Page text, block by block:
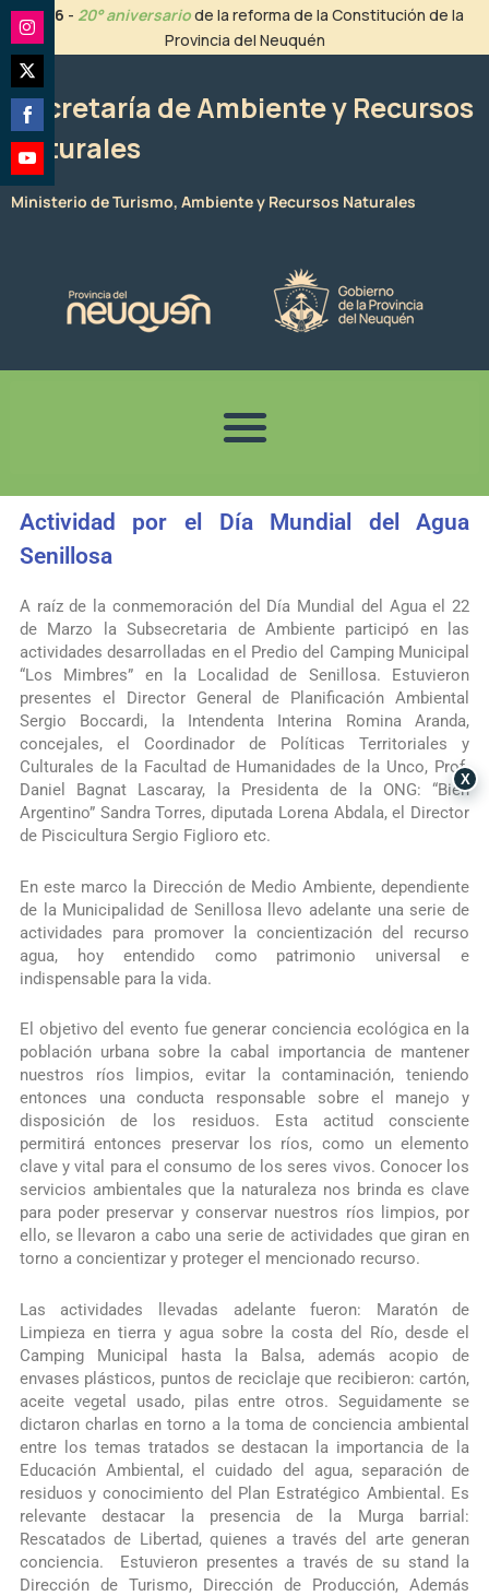
contenido
2026 - 20° aniversariode la reforma de la Constitución de la
Provincia del Neuquén
Secretaría de Ambiente y Recursos
Naturales
Ministerio de Turismo, Ambiente y Recursos Naturales
Actividad por el Día Mundial del Agua
Senillosa
A raíz de la conmemoración del Día Mundial del Agua el 22
de Marzo la Subsecretaria de Ambiente participó en las
actividades desarrolladas en el Predio del Camping Municipal
“Los Mimbres” en la Localidad de Senillosa. Estuvieron
presentes el Director General de Planificación Ambiental
Sergio Boccardi, la Intendenta Interina Romina Aranda,
concejales, el Coordinador de Políticas Territoriales y
Culturales de la Facultad de Humanidades de la Unco, Prof.
Daniel Bagnat Lascaray, la Presidenta de la ONG: “Bien
Argentino” Sandra Torres, diputada Lorena Abdala, el Director
de Piscicultura Sergio Figlioro etc.
En este marco la Dirección de Medio Ambiente, dependiente
de la Municipalidad de Senillosa llevo adelante una serie de
actividades para promover la concientización del recurso
agua, hoy entendido como patrimonio universal e
indispensable para la vida.
El objetivo del evento fue generar conciencia ecológica en la
población urbana sobre la cabal importancia de mantener
nuestros ríos limpios, evitar la contaminación, teniendo
entonces una conducta responsable sobre el manejo y
disposición de los residuos. Esta actitud consciente
permitirá entonces preservar los ríos, como un elemento
clave y vital para el consumo de los seres vivos. Conocer los
servicios ambientales que la naturaleza nos brinda es clave
para poder preservar y conservar nuestros ríos limpios, por
ello, se llevaron a cabo una serie de actividades que giran en
torno a concientizar y proteger el mencionado recurso.
Las actividades llevadas adelante fueron: Maratón de
Limpieza en tierra y agua sobre la costa del Río, desde el
Camping Municipal hasta la Balsa, además acopio de
envases plásticos, puntos de reciclaje que recibieron: cartón,
aceite vegetal usado, pilas entre otros. Seguidamente se
dictaron charlas en torno a la toma de conciencia ambiental
entre los temas tratados se destacan la importancia de la
Educación Ambiental, el cuidado del agua, separación de
residuos y conocimiento del Plan Estratégico Ambiental. Es
relevante destacar la presencia de la Murga barrial:
Rescatados de Libertad, quienes a través del arte generan
conciencia. Estuvieron presentes a través de su stand la
Dirección de Turismo, Dirección de Producción, Además
Share
on
Instagram
Share
on
Twitter
Share
on
Facebook
Share
on
X